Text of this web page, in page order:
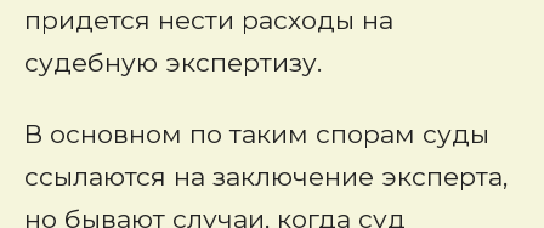
придется нести расходы на
судебную экспертизу.
В основном по таким спорам суды
ссылаются на заключение эксперта,
но бывают случаи, когда суд